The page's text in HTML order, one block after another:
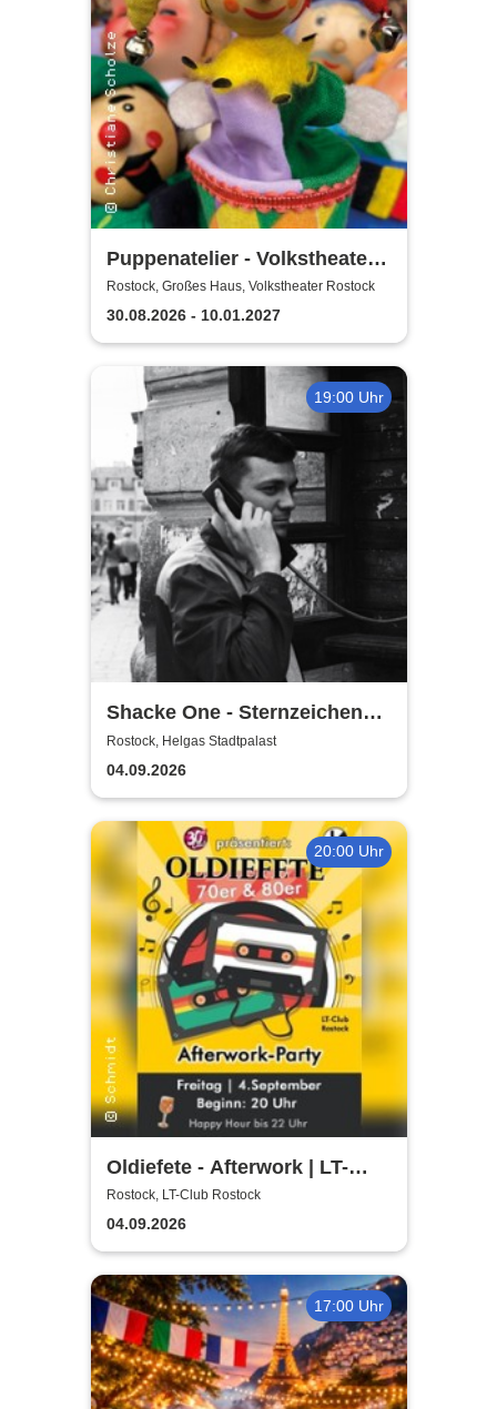
Puppenatelier - Volkstheater
Rostock
Rostock, Großes Haus, Volkstheater Rostock
30.08.2026 - 10.01.2027
19:00 Uhr
Shacke One - Sternzeichen
Boss Tour
Rostock, Helgas Stadtpalast
04.09.2026
20:00 Uhr
Oldiefete - Afterwork | LT-
Club Rostock
Rostock, LT-Club Rostock
04.09.2026
17:00 Uhr